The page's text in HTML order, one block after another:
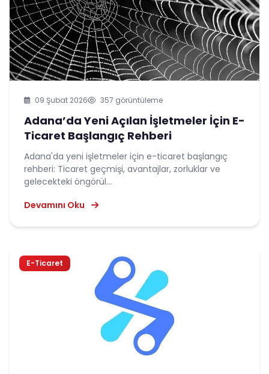
09 Şubat 2026 357 görüntüleme
Adana’da Yeni Açılan İşletmeler İçin E-
Ticaret Başlangıç Rehberi
Adana'da yeni işletmeler için e-ticaret başlangıç
rehberi: Ticaret geçmişi, avantajlar, zorluklar ve
gelecekteki öngörül...
Devamını Oku
E-Ticaret